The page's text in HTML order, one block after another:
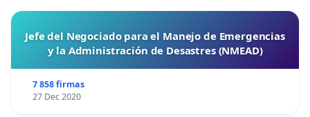
Jefe del Negociado para el Manejo de Emergencias
y la Administración de Desastres (NMEAD)
7 858 firmas
27 Dec 2020